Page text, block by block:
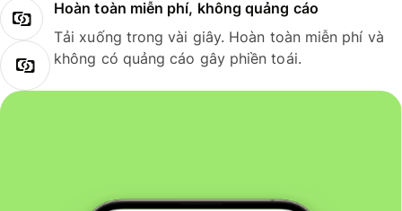
Hoàn toàn miễn phí, không quảng cáo
Tải xuống trong vài giây. Hoàn toàn miễn phí và
không có quảng cáo gây phiền toái.